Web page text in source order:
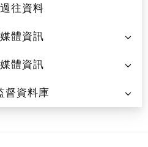
往資料
體資訊
體資訊
督資料庫